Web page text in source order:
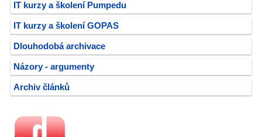
IT kurzy a školení Pumpedu
IT kurzy a školení GOPAS
Dlouhodobá archivace
Názory - argumenty
Archiv článků